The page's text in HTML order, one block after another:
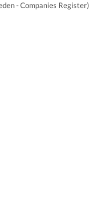
- Companies Register)